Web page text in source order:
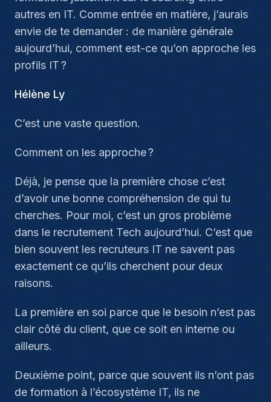
autres en IT. Comme entrée en matière, j’aurais
envie de te demander : de manière générale
aujourd’hui, comment est-ce qu’on approche les
profils IT ?
Hélène Ly
C’est une vaste question.
Comment on les approche ?
Déjà, je pense que la première chose c’est
d’avoir une bonne compréhension de qui tu
cherches. Pour moi, c’est un gros problème
dans le recrutement Tech aujourd’hui. C’est que
bien souvent les recruteurs IT ne savent pas
exactement ce qu’ils cherchent pour deux
raisons.
La première en soi parce que le besoin n’est pas
clair côté du client, que ce soit en interne ou
ailleurs.
Deuxième point, parce que souvent ils n’ont pas
de formation à l’écosystème IT, ils ne